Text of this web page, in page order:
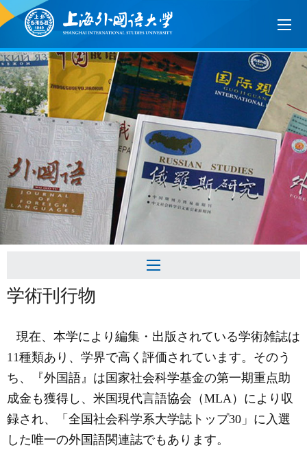
学術刊行物
現在、本学により編集・出版されている学術雑誌は
11種類あり、学界で高く評価されています。そのう
ち、『外国語』は国家社会科学基金の第一期重点助
成金も獲得し、米国現代言語協会（MLA）により収
録され、「全国社会科学系大学誌トップ30 」に入選
した唯一の外国語関連誌でもあります。